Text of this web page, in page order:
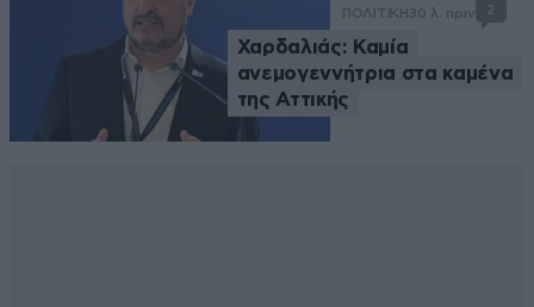
ΠΟΛΙΤΙΚΗ30 λ. πριν 2
Χαρδαλιάς: Καμία
ανεμογεννήτρια στα καμένα
της Αττικής